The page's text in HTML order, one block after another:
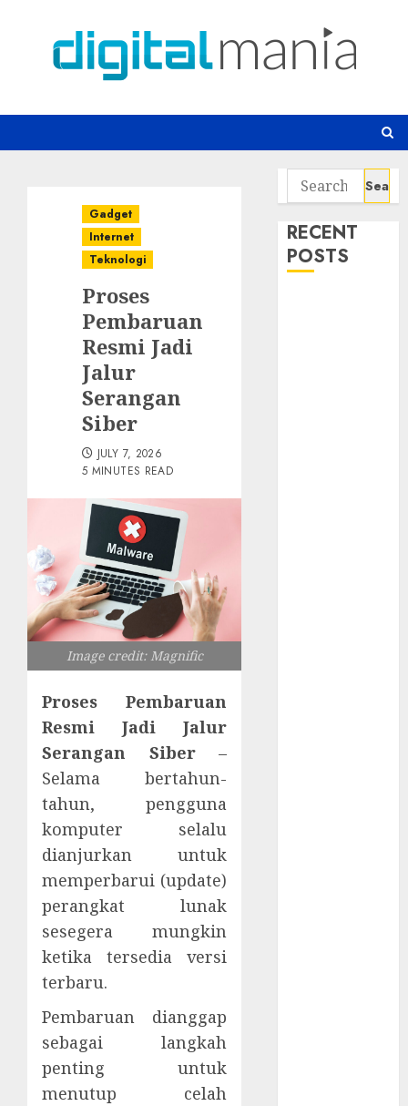
Gadget
Internet
Teknologi
Proses
Pembaruan
Resmi Jadi
Jalur
Serangan
Siber
JULY 7, 2026
5 MINUTES READ
Image credit: Magnific
Proses Pembaruan
Resmi Jadi Jalur
Serangan Siber–
Selama bertahun-
tahun, pengguna
komputer selalu
dianjurkan untuk
memperbarui (update)
perangkat lunak
sesegera mungkin
ketika tersedia versi
terbaru.
Pembaruan dianggap
sebagai langkah
penting untuk
menutup celah
Search
for:
RECENT
POSTS